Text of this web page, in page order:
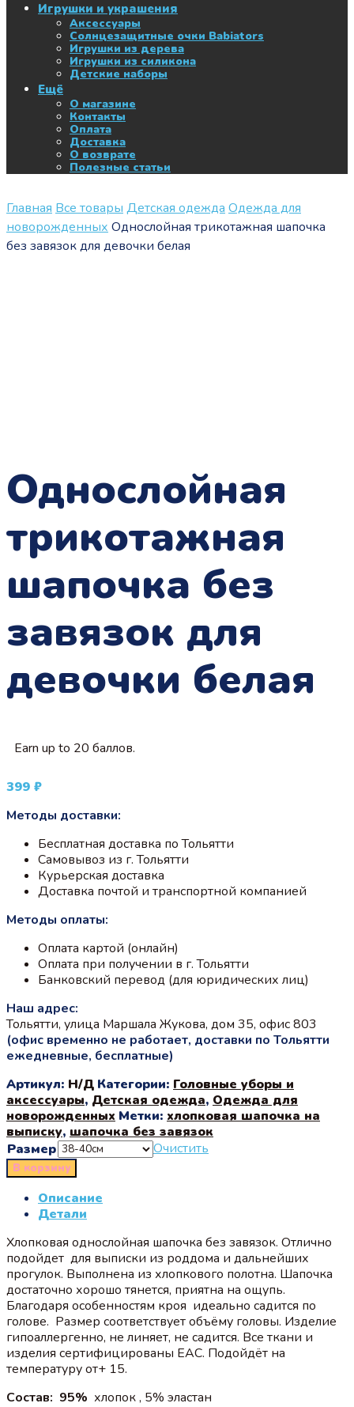
Игрушки и украшения
Аксессуары
Солнцезащитные очки Babiators
Игрушки из дерева
Игрушки из силикона
Детские наборы
Ещё
О магазине
Контакты
Оплата
Доставка
О возврате
Полезные статьи
Главная Все товары Детская одежда Одежда для
новорожденных Однослойная трикотажная шапочка
без завязок для девочки белая
Однослойная
трикотажная
шапочка без
завязок для
девочки белая
Earn up to 20 баллов.
399 ₽
Методы доставки:
Бесплатная доставка по Тольятти
Самовывоз из г. Тольятти
Курьерская доставка
Доставка почтой и транспортной компанией
Методы оплаты:
Оплата картой (онлайн)
Оплата при получении в г. Тольятти
Банковский перевод (для юридических лиц)
Наш адрес:
Тольятти, улица Маршала Жукова, дом 35, офис 803
(офис временно не работает, доставки по Тольятти
ежедневные, бесплатные)
Артикул: Н/Д Категории: Головные уборы и
аксессуары, Детская одежда, Одежда для
новорожденных Метки: хлопковая шапочка на
выписку, шапочка без завязок
Размер
Очистить
В корзину
Описание
Детали
Хлопковая однослойная шапочка без завязок. Отлично
подойдет для выписки из роддома и дальнейших
прогулок. Выполнена из хлопкового полотна. Шапочка
достаточно хорошо тянется, приятна на ощупь.
Благодаря особенностям кроя идеально садится по
голове. Размер соответствует объёму головы. Изделие
гипоаллергенно, не линяет, не садится. Все ткани и
изделия сертифицированы EAC. Подойдёт на
температуру от+ 15.
Состав: 95% хлопок , 5% эластан